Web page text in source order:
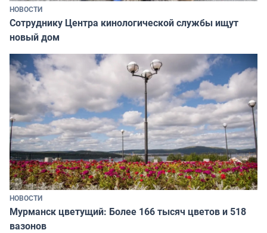
НОВОСТИ
Сотруднику Центра кинологической службы ищут
новый дом
НОВОСТИ
Мурманск цветущий: Более 166 тысяч цветов и 518
вазонов